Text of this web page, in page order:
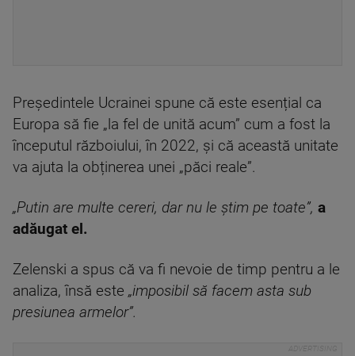
Președintele Ucrainei spune că este esențial ca
Europa să fie „la fel de unită acum” cum a fost la
începutul războiului, în 2022, și că această unitate
va ajuta la obținerea unei „păci reale”.
„Putin are multe cereri, dar nu le știm pe toate”, a
adăugat el.
Zelenski a spus că va fi nevoie de timp pentru a le
analiza, însă este „imposibil să facem asta sub
presiunea armelor”.